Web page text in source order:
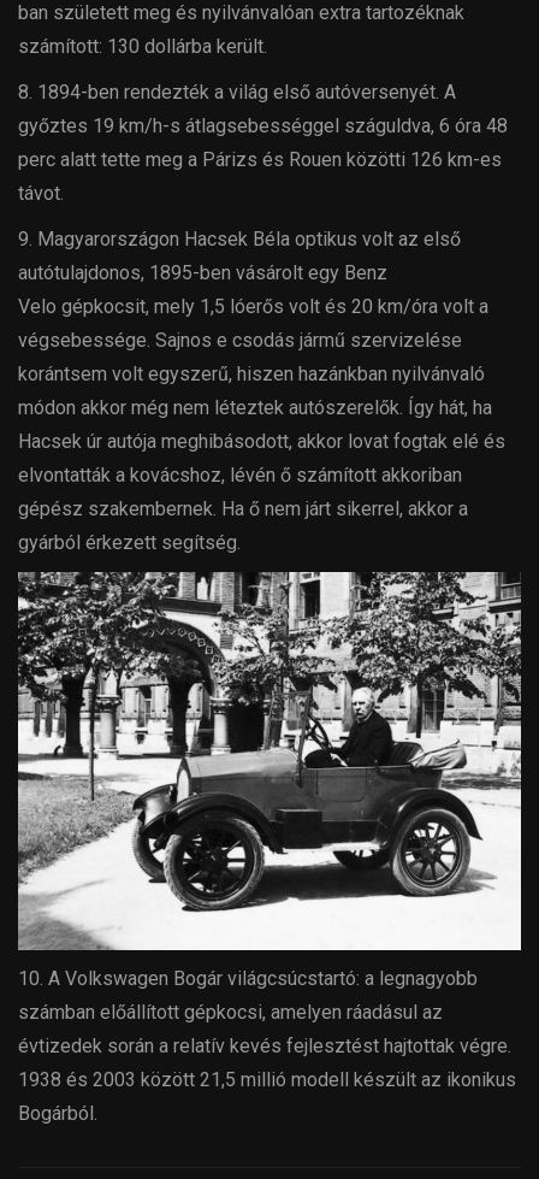
ban született meg és nyilvánvalóan extra tartozéknak
számított: 130 dollárba került.
8. 1894-ben rendezték a világ első autóversenyét. A
győztes 19 km/h-s átlagsebességgel száguldva, 6 óra 48
perc alatt tette meg a Párizs és Rouen közötti 126 km-es
távot.
9. Magyarországon Hacsek Béla optikus volt az első
autótulajdonos, 1895-ben vásárolt egy Benz
Velo gépkocsit, mely 1,5 lóerős volt és 20 km/óra volt a
végsebessége. Sajnos e csodás jármű szervizelése
korántsem volt egyszerű, hiszen hazánkban nyilvánvaló
módon akkor még nem léteztek autószerelők. Így hát, ha
Hacsek úr autója meghibásodott, akkor lovat fogtak elé és
elvontatták a kovácshoz, lévén ő számított akkoriban
gépész szakembernek. Ha ő nem járt sikerrel, akkor a
gyárból érkezett segítség.
10. A Volkswagen Bogár világcsúcstartó: a legnagyobb
számban előállított gépkocsi, amelyen ráadásul az
évtizedek során a relatív kevés fejlesztést hajtottak végre.
1938 és 2003 között 21,5 millió modell készült az ikonikus
Bogárból.